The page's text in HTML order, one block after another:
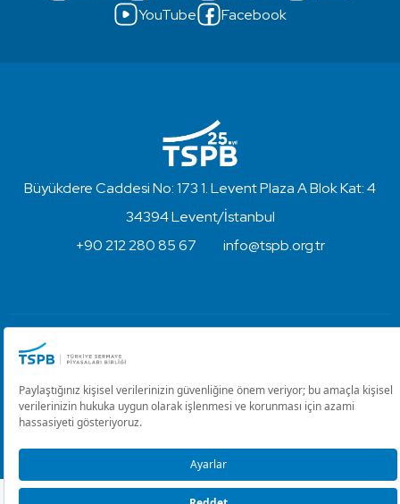
YouTube
Facebook
Büyükdere Caddesi No: 173 1. Levent Plaza A Blok Kat: 4
34394 Levent/İstanbul
+90 212 280 85 67
info@tspb.org.tr
Kullanım Koşulları ve Gizlilik
Çerez Ayarlarını Düzenle